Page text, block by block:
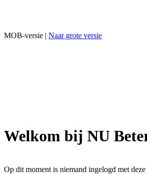
MOB-versie | Naar grote versie
Welkom bij NU
Op dit moment is niemand ingelogd met deze